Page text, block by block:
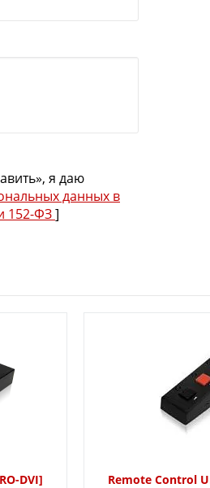
я даю
данных в
152-ФЗ]
DVI] Remote Control